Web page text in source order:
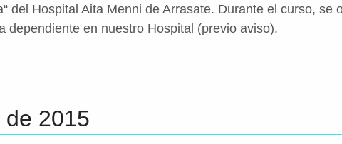
del Hospital Aita Menni de Arrasate. Durante el curso, se
dependiente en nuestro Hospital (previo aviso).
de 2015